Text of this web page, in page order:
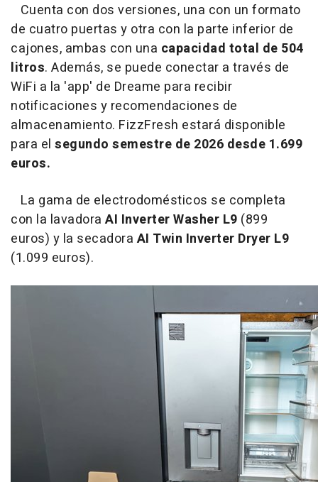
Cuenta con dos versiones, una con un formato
de cuatro puertas y otra con la parte inferior de
cajones, ambas con una capacidad total de 504
litros. Además, se puede conectar a través de
WiFi a la 'app' de Dreame para recibir
notificaciones y recomendaciones de
almacenamiento. FizzFresh estará disponible
para el segundo semestre de 2026 desde 1.699
euros.
La gama de electrodomésticos se completa
con la lavadora AI Inverter Washer L9 (899
euros) y la secadora AI Twin Inverter Dryer L9
(1.099 euros).